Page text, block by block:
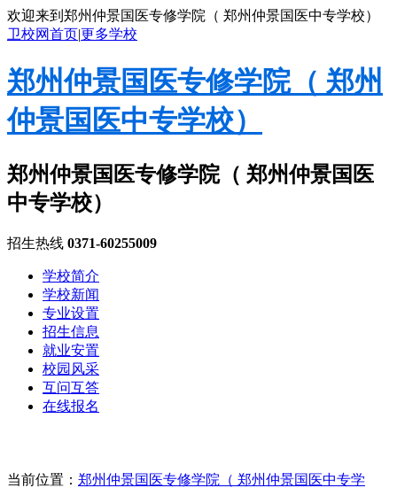
欢迎来到郑州仲景国医专修学院（ 郑州仲景国医中专学校）
卫校网首页|更多学校
郑州仲景国医专修学院（ 郑州
仲景国医中专学校）
郑州仲景国医专修学院（ 郑州仲景国医
中专学校）
招生热线 0371-60255009
学校简介
学校新闻
专业设置
招生信息
就业安置
校园风采
互问互答
在线报名
当前位置： 郑州仲景国医专修学院（ 郑州仲景国医中专学